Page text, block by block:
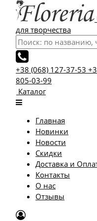
для творчества
+38 (068) 127-37-53
805-03-99
Каталог
Главная
Новинки
Новости
Скидки
Доставка и
Контакты
О нас
Отзывы